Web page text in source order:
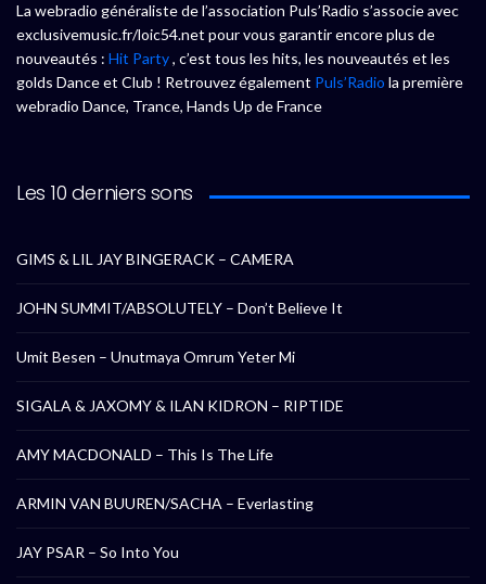
La webradio généraliste de l’association Puls’Radio s’associe avec
exclusivemusic.fr/loic54.net pour vous garantir encore plus de
nouveautés : Hit Party, c’est tous les hits, les nouveautés et les
golds Dance et Club ! Retrouvez également Puls’Radio la première
webradio Dance, Trance, Hands Up de France
Les 10 derniers sons
GIMS & LIL JAY BINGERACK – CAMERA
JOHN SUMMIT/ABSOLUTELY – Don’t Believe It
Umit Besen – Unutmaya Omrum Yeter Mi
SIGALA & JAXOMY & ILAN KIDRON – RIPTIDE
AMY MACDONALD – This Is The Life
ARMIN VAN BUUREN/SACHA – Everlasting
JAY PSAR – So Into You